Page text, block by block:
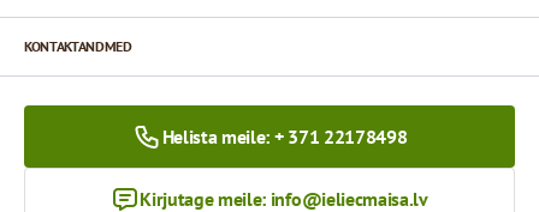
KONTAKTANDMED
Helista meile: + 371 22178498
Kirjutage meile: info@ieliecmaisa.lv